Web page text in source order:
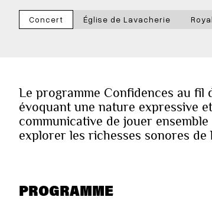
Concert Église de Lavacherie
Le programme Confidences au fil
évoquant une nature expressive
communicative de jouer
explorer les richesses sonores de
PROGRAMME